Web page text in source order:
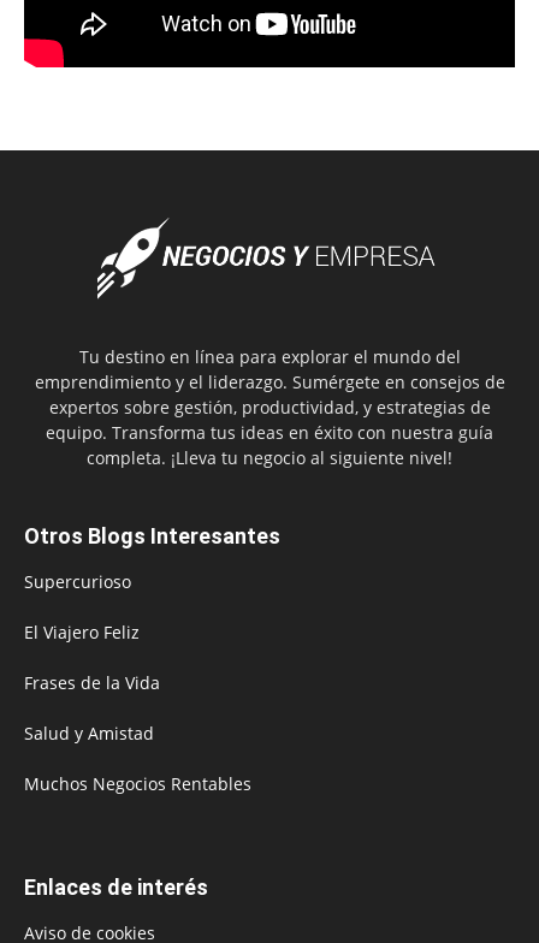
Tu destino en línea para explorar el mundo del
emprendimiento y el liderazgo. Sumérgete en consejos de
expertos sobre gestión, productividad, y estrategias de
equipo. Transforma tus ideas en éxito con nuestra guía
completa. ¡Lleva tu negocio al siguiente nivel!
Otros Blogs Interesantes
Supercurioso
El Viajero Feliz
Frases de la Vida
Salud y Amistad
Muchos Negocios Rentables
Enlaces de interés
Aviso de cookies